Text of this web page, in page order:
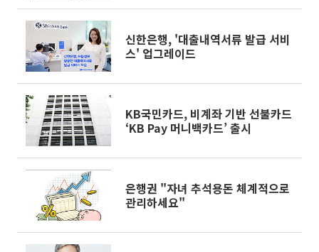
신한은행, '대출내역서류 발급 서비
스' 업그레이드
KB국민카드, 비계좌 기반 선불카드
‘KB Pay 머니백카드’ 출시
은행권 "자녀 추석용돈 체계적으로
관리하세요"